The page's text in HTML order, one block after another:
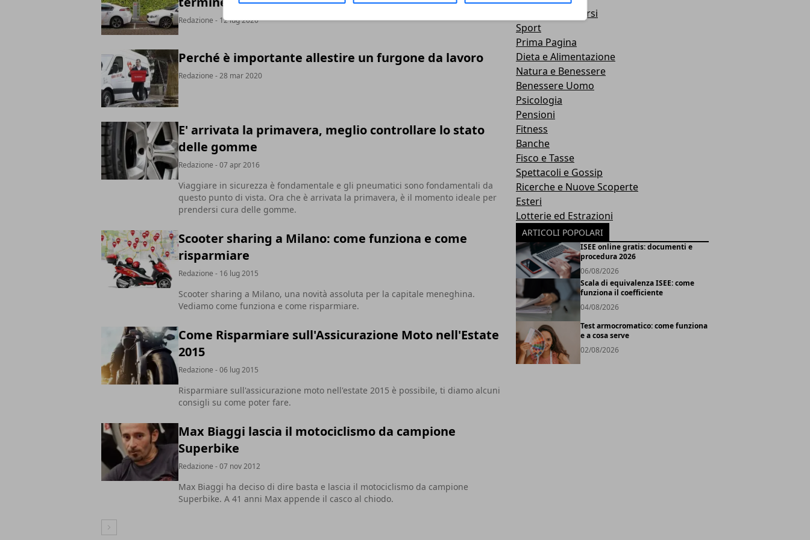
Redazione - 12 lug 2020
Perché è importante allestire un furgone da lavoro
Redazione - 28 mar 2020
E' arrivata la primavera, meglio controllare lo stato
delle gomme
Redazione - 07 apr 2016
Viaggiare in sicurezza è fondamentale e gli pneumatici sono fondamentali da
questo punto di vista. Ora che è arrivata la primavera, è il momento ideale per
prendersi cura delle gomme.
Scooter sharing a Milano: come funziona e come
risparmiare
Redazione - 16 lug 2015
Scooter sharing a Milano, una novità assoluta per la capitale meneghina.
Vediamo come funziona e come risparmiare.
Come Risparmiare sull'Assicurazione Moto nell'Estate
2015
Redazione - 06 lug 2015
Risparmiare sull'assicurazione moto nell'estate 2015 è possibile, ti diamo alcuni
consigli su come poter fare.
Max Biaggi lascia il motociclismo da campione
Superbike
Redazione - 07 nov 2012
Max Biaggi ha deciso di dire basta e lascia il motociclismo da campione
Superbike. A 41 anni Max appende il casco al chiodo.
Articolo Successivo
Lavoro e Concorsi
Sport
Prima Pagina
Dieta e Alimentazione
Natura e Benessere
Benessere Uomo
Psicologia
Pensioni
Fitness
Banche
Fisco e Tasse
Spettacoli e Gossip
Ricerche e Nuove Scoperte
Esteri
Lotterie ed Estrazioni
ARTICOLI POPOLARI
ISEE online gratis: documenti e
procedura 2026
06/08/2026
Scala di equivalenza ISEE: come
funziona il coefficiente
04/08/2026
Test armocromatico: come funziona
e a cosa serve
02/08/2026